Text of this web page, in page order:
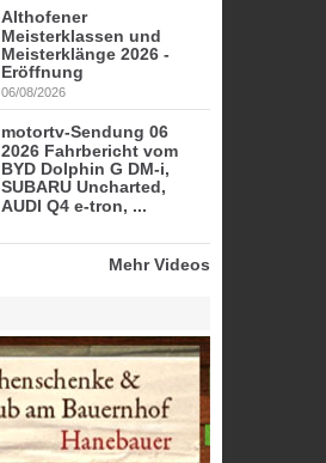
Althofener
Meisterklassen und
Meisterklänge 2026 -
Eröffnung
06/08/2026
motortv-Sendung 06
2026 Fahrbericht vom
BYD Dolphin G DM-i,
SUBARU Uncharted,
AUDI Q4 e-tron, ...
Mehr Videos